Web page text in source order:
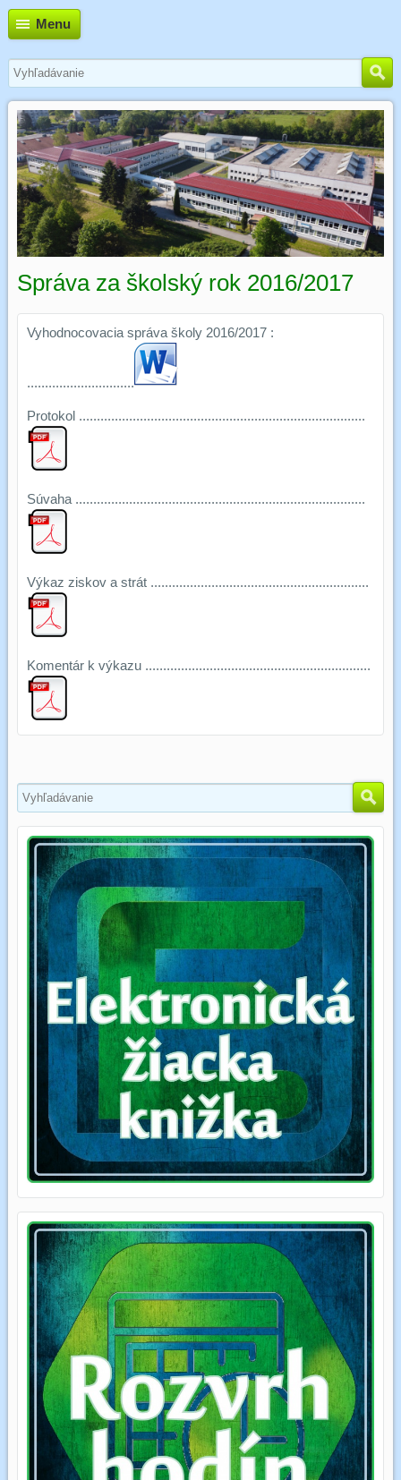
Menu
Správa za školský rok 2016/2017
Vyhodnocovacia správa školy 2016/2017 :
..............................
Protokol ................................................................................
Súvaha .................................................................................
Výkaz ziskov a strát .............................................................
Komentár k výkazu ...............................................................